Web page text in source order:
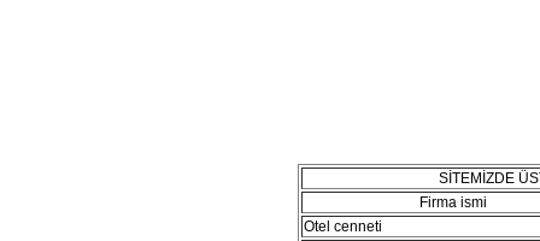
SİTEMİZDE
Firma ismi
Otel cenneti